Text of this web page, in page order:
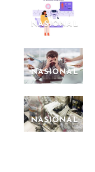
NASIONAL
NASIONAL
NASIONAL